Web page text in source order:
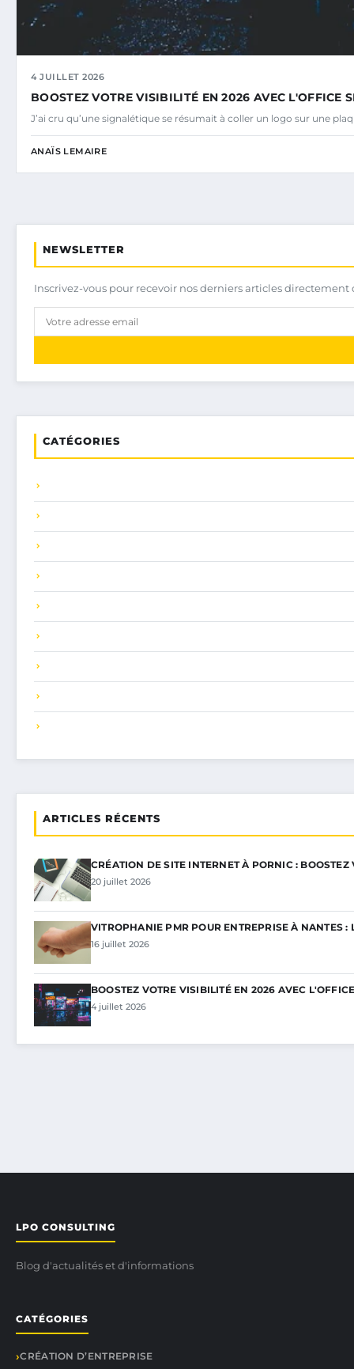
4 JUILLET 2026
BOOSTEZ VOTRE VISIBILITÉ EN 2026 AVEC L'OFFICE
J’ai cru qu’une signalétique se résumait à coller un logo sur une
ANAÏS LEMAIRE
NEWSLETTER
Inscrivez-vous pour recevoir nos derniers articles
CATÉGORIES
ARTICLES RÉCENTS
CRÉATION DE SITE INTERNET À PORNIC : BOOSTEZ
20 juillet 2026
VITROPHANIE PMR POUR ENTREPRISE À NANTES :
16 juillet 2026
BOOSTEZ VOTRE VISIBILITÉ EN 2026 AVEC
4 juillet 2026
LPO CONSULTING
Blog d'actualités et d'informations
CATÉGORIES
CRÉATION D’ENTREPRISE